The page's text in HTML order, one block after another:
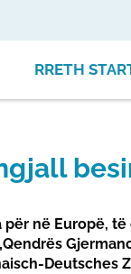
RRETH
për në Europë,
Deutsches